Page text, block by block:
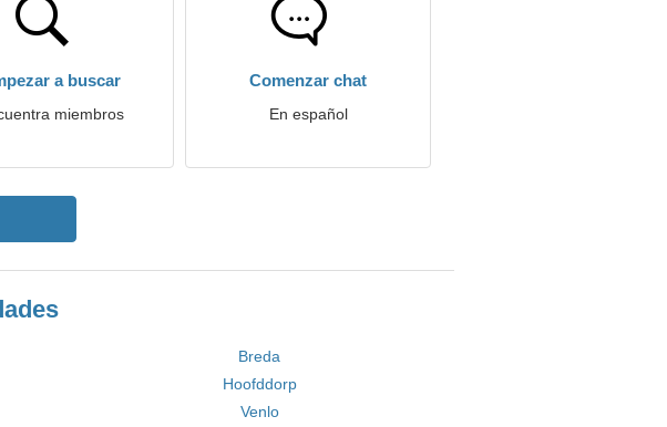
a buscar
miembros
Comenzar chat
En español
Breda
Hoofddorp
Venlo